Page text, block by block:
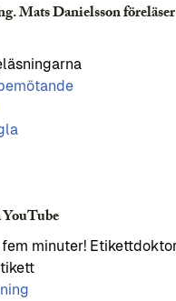
Mats Danielsson
minuter!